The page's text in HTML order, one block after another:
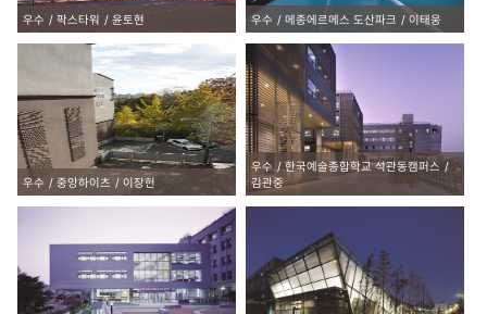
우수 팍스타워 윤토현 우수 메종에르메스 도산파크 이태웅
우수 중앙하이츠 이장헌
우수
한국예술종합학교 석관동캠퍼스
김관중